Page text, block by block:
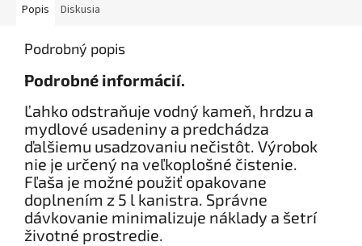
Popis Diskusia
Podrobný popis
Podrobné informácií.
Ľahko odstraňuje vodný kameň, hrdzu a
mydlové usadeniny a predchádza
ďalšiemu usadzovaniu nečistôt. Výrobok
nie je určený na veľkoplošné čistenie.
Fľaša je možné použiť opakovane
doplnením z 5 l kanistra. Správne
dávkovanie minimalizuje náklady a šetrí
životné prostredie.